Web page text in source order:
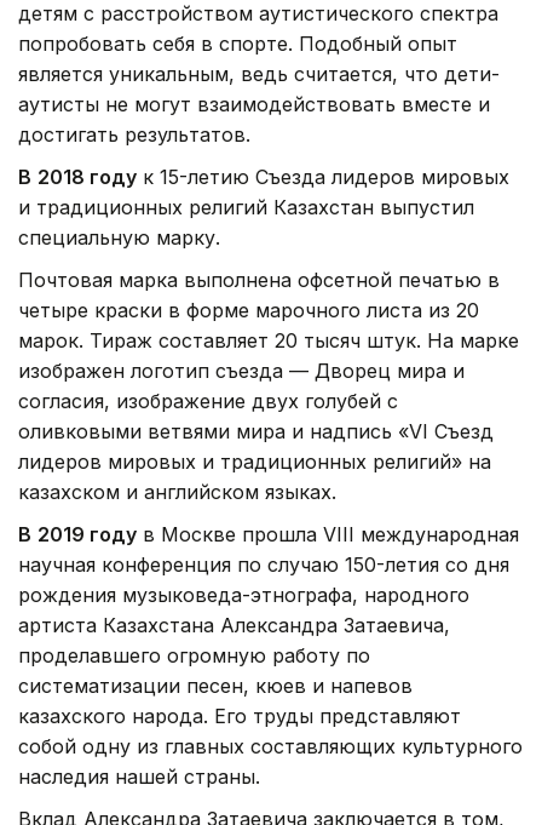
детям с расстройством аутистического спектра
попробовать себя в спорте. Подобный опыт
является уникальным, ведь считается, что дети-
аутисты не могут взаимодействовать вместе и
достигать результатов.
В 2018 году к 15-летию Съезда лидеров мировых
и традиционных религий Казахстан выпустил
специальную марку.
Почтовая марка выполнена офсетной печатью в
четыре краски в форме марочного листа из 20
марок. Тираж составляет 20 тысяч штук. На марке
изображен логотип съезда — Дворец мира и
согласия, изображение двух голубей с
оливковыми ветвями мира и надпись «VI Съезд
лидеров мировых и традиционных религий» на
казахском и английском языках.
В 2019 году в Москве прошла VIII международная
научная конференция по случаю 150-летия со дня
рождения музыковеда-этнографа, народного
артиста Казахстана Александра Затаевича,
проделавшего огромную работу по
систематизации песен, кюев и напевов
казахского народа. Его труды представляют
собой одну из главных составляющих культурного
наследия нашей страны.
Вклад Александра Затаевича заключается в том,